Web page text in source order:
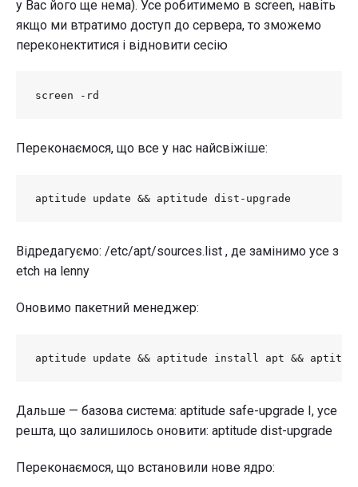
у Вас його ще нема). Усе робитимемо в screen, навіть
якщо ми втратимо доступ до сервера, то зможемо
переконектитися і відновити сесію
screen -rd
Переконаємося, що все у нас найсвіжіше:
aptitude update && aptitude dist-upgrade
Відредагуємо: /etc/apt/sources.list , де замінимо усе з
etch на lenny
Оновимо пакетний менеджер:
aptitude update && aptitude install apt &&
Дальше — базова система: aptitude safe-upgrade І, усе
решта, що залишилось оновити: aptitude dist-upgrade
Переконаємося, що встановили нове ядро: